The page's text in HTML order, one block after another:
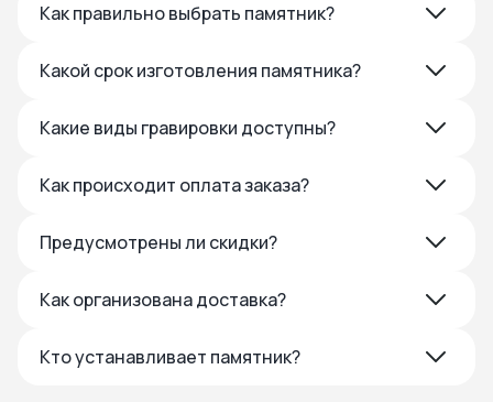
Как правильно выбрать памятник?
Какой срок изготовления памятника?
Какие виды гравировки доступны?
Как происходит оплата заказа?
Предусмотрены ли скидки?
Как организована доставка?
Кто устанавливает памятник?